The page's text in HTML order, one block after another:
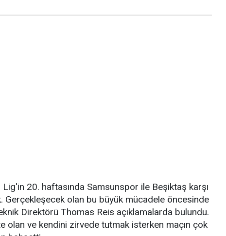
20. haftasında Samsunspor ile Beşiktaş karşı
Gerçekleşecek olan bu büyük mücadele öncesinde
Direktörü Thomas Reis açıklamalarda bulundu.
olan ve kendini zirvede tutmak isterken maçın çok